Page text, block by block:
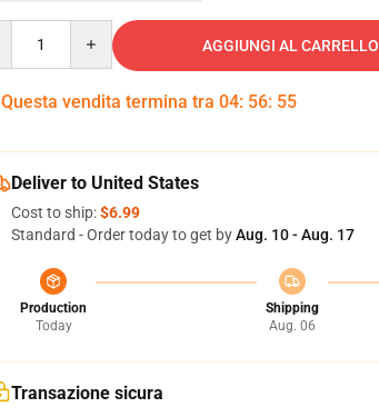
AGGIUNGI AL CARRELLO
Questa vendita termina tra 04: 56: 55
Deliver to United States
Cost to ship:$6.99
Standard - Order today to get byAug. 10 - Aug. 17
Production
Today
Shipping
Aug. 06
Transazione sicura